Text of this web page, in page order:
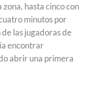
hasta cinco con
minutos por
las jugadoras de
encontrar
abrir una primera